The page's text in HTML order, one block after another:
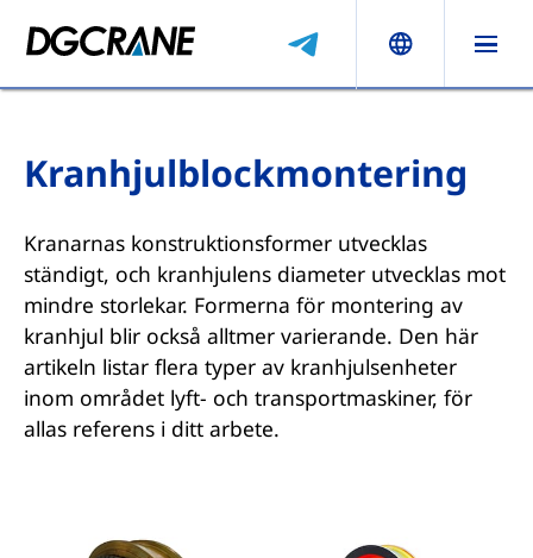
Kranhjulblockmontering
Kranarnas konstruktionsformer utvecklas
ständigt, och kranhjulens diameter utvecklas mot
mindre storlekar. Formerna för montering av
kranhjul blir också alltmer varierande. Den här
artikeln listar flera typer av kranhjulsenheter
inom området lyft- och transportmaskiner, för
allas referens i ditt arbete.